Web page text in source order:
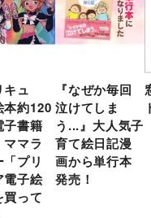
キュ
本約120
子書籍
マラ
プリ
電子絵
って
『なぜか毎回
泣けてしま
う...』大人気子
育て絵日記漫
画から単行本
発売！